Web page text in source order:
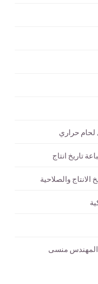
لحام حراري
تاريخ انتاج
والصلاحية
المهندس منسى